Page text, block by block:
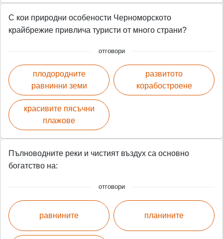
С кои природни особености Черноморското
крайбрежие привлича туристи от много страни?
отговори
плодородните
равнинни земи
красивите пясъчни
плажове
развитото
корабостроене
Пълноводните реки и чистият въздух са основно
богатство на:
отговори
равнините планините